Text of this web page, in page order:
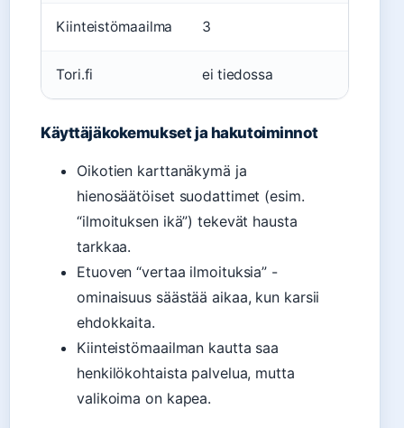
Kiinteistömaailma 3
Tori.fi ei tiedossa
Käyttäjäkokemukset ja hakutoiminnot
Oikotien karttanäkymä ja
hienosäätöiset suodattimet (esim.
“ilmoituksen ikä”) tekevät hausta
tarkkaa.
Etuoven “vertaa ilmoituksia” -
ominaisuus säästää aikaa, kun karsii
ehdokkaita.
Kiinteistömaailman kautta saa
henkilökohtaista palvelua, mutta
valikoima on kapea.